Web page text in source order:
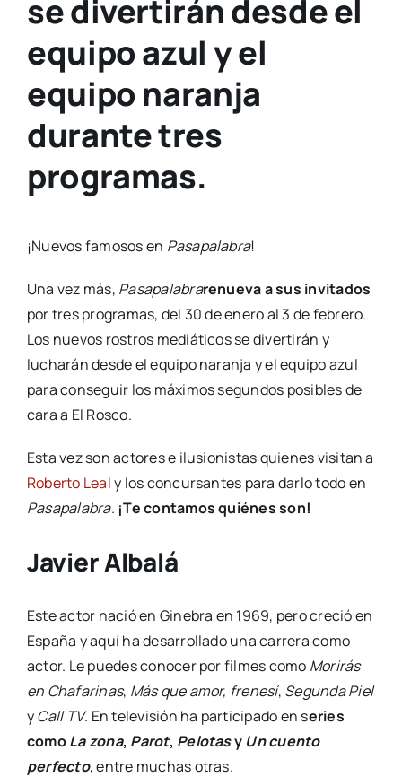
se divertirán desde el
equipo azul y el
equipo naranja
durante tres
programas.
¡Nuevos famosos en Pasapalabra!
Una vez más, Pasapalabrarenueva a sus invitados
por tres programas, del 30 de enero al 3 de febrero.
Los nuevos rostros mediáticos se divertirán y
lucharán desde el equipo naranja y el equipo azul
para conseguir los máximos segundos posibles de
cara a El Rosco.
Esta vez son actores e ilusionistas quienes visitan a
Roberto Lealy los concursantes para darlo todo en
Pasapalabra. ¡Te contamos quiénes son!
Javier Albalá
Este actor nació en Ginebra en 1969, pero creció en
España y aquí ha desarrollado una carrera como
actor. Le puedes conocer por filmes como Morirás
en Chafarinas, Más que amor, frenesí, Segunda Piel
yCall TV. En televisión ha participado en series
comoLa zona, Parot, Pelotasy Un cuento
perfecto, entre muchas otras.